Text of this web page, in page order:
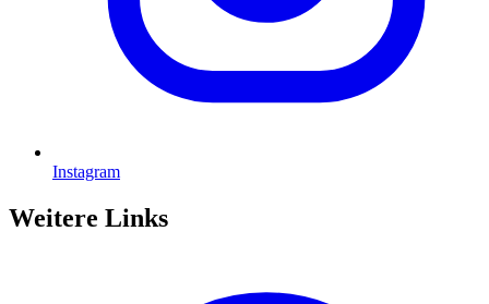
Instagram
Weitere Links